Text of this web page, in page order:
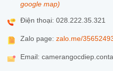
google map)
Điện thoại: 028.222.35.321
Zalo page: zalo.me/
Email: